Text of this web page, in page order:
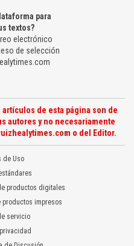
para
textos?
electrónico
de selección
de esta página son de
autores y no necesariamente
o del Editor.
de Uso
productos digitales
productos impresos
servicio